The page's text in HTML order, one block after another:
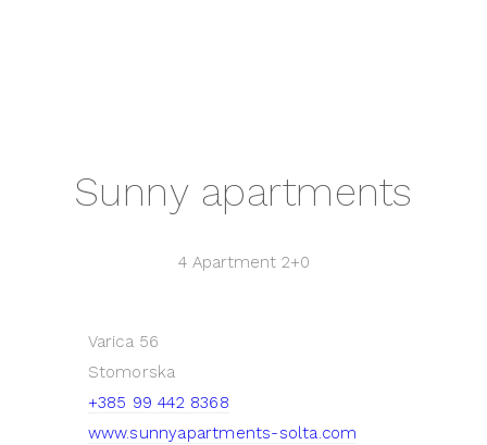
Sunny apartments
4 Apartment 2+0
Varica 56
Stomorska
+385 99 442 8368
www.sunnyapartments-solta.com